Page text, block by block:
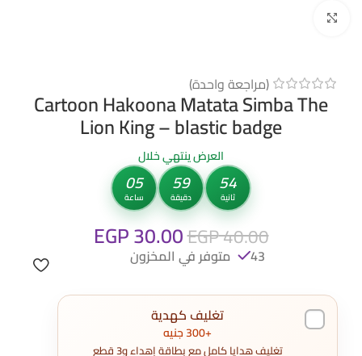
(مراجعة واحدة)
Cartoon Hakoona Matata Simba The
Lion King – blastic badge
العرض ينتهي خلال
05
ساعة
59
دقيقة
53
ثانية
EGP40.00
EGP30.00
43 متوفر في المخزون
تغليف كهدية
+300 جنيه
تغليف هدايا كامل مع بطاقة إهداء و3 قطع